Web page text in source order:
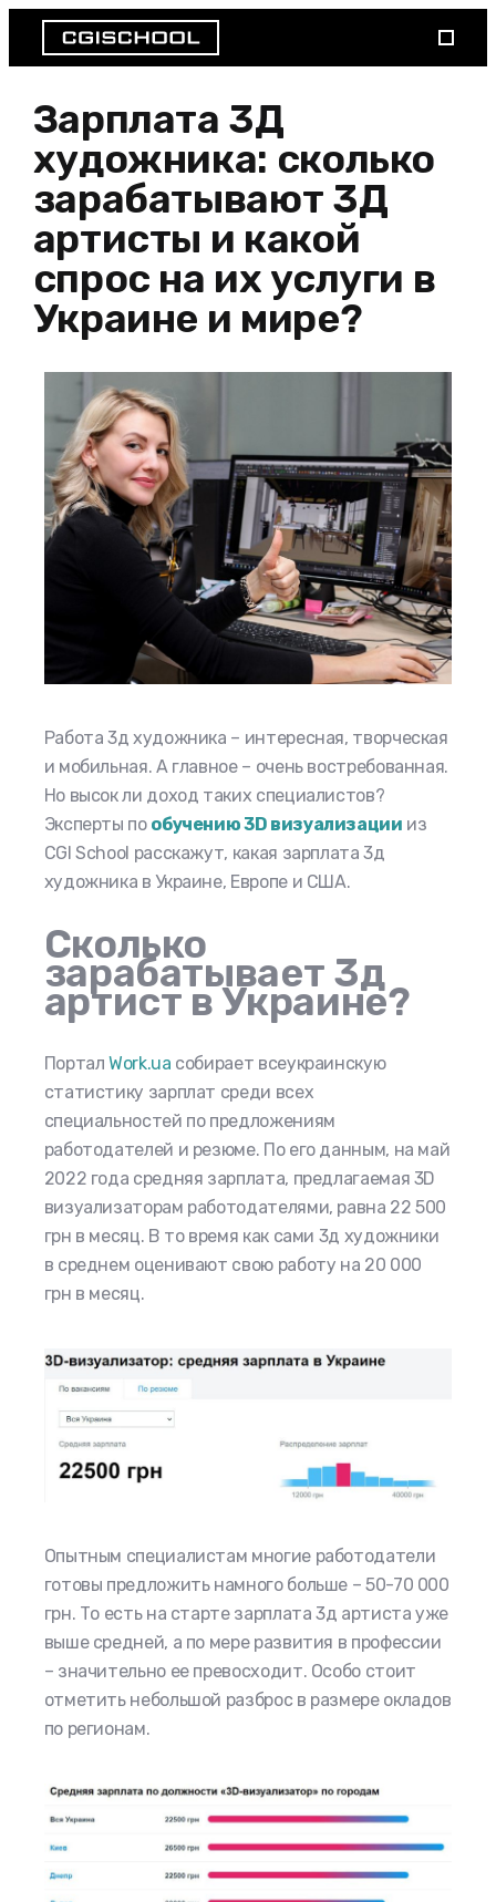
Зарплата 3Д
художника: сколько
зарабатывают 3Д
артисты и какой
спрос на их услуги в
Украине и мире?
Работа 3д художника – интересная, творческая
и мобильная. А главное – очень востребованная.
Но высок ли доход таких специалистов?
Эксперты по обучению 3D визуализации из
CGI School расскажут, какая зарплата 3д
художника в Украине, Европе и США.
Сколько
зарабатывает 3д
артист в Украине?
ПорталWork.ua собирает всеукраинскую
статистику зарплат среди всех
специальностей по предложениям
работодателей и резюме. По его данным, на май
2022 года средняя зарплата, предлагаемая 3D
визуализаторам работодателями, равна 22 500
грн в месяц. В то время как сами 3д художники
в среднем оценивают свою работу на 20 000
грн в месяц.
Опытным специалистам многие работодатели
готовы предложить намного больше – 50-70 000
грн. То есть на старте зарплата 3д артиста уже
выше средней, а по мере развития в профессии
– значительно ее превосходит. Особо стоит
отметить небольшой разброс в размере окладов
по регионам.